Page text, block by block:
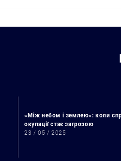
«Між небом і землею»: коли
окупації стає загрозою
23 / 05 / 2025